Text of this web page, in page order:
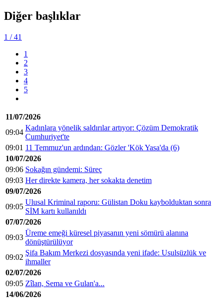
Diğer başlıklar
1 / 41
1
2
3
4
5
11/07/2026
09:04
Kadınlara yönelik saldırılar artıyor: Çözüm Demokratik
Cumhuriyet'te
09:01 11 Temmuz'un ardından: Gözler 'Kök Yasa'da (6)
10/07/2026
09:06 Sokağın gündemi: Süreç
09:03 Her direkte kamera, her sokakta denetim
09/07/2026
09:05
Ulusal Kriminal raporu: Gülistan Doku kaybolduktan sonra
SİM kartı kullanıldı
07/07/2026
09:03
Üreme emeği küresel piyasanın yeni sömürü alanına
dönüştürülüyor
09:02
Şifa Bakım Merkezi dosyasında yeni ifade: Usulsüzlük ve
ihmaller
02/07/2026
09:05 Zîlan, Sema ve Gulan'a...
14/06/2026